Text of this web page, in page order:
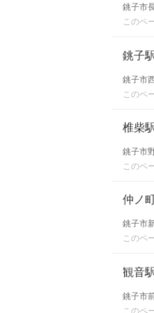
銚子市
このペ
銚子
銚子市
このペ
椎柴
銚子市
このペ
仲ノ
銚子市
このペ
観音
銚子市
このペ